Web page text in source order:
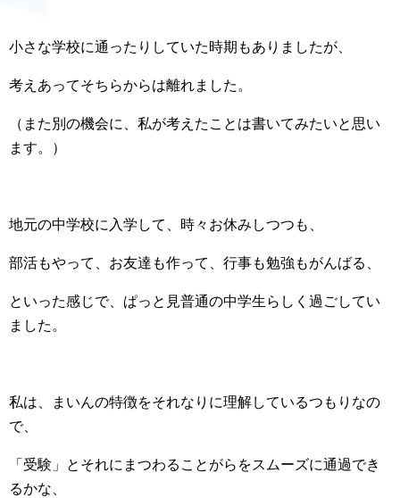
小さな学校に通ったりしていた時期もありましたが、
考えあってそちらからは離れました。
（また別の機会に、私が考えたことは書いてみたいと思い
ます。）
地元の中学校に入学して、時々お休みしつつも、
部活もやって、お友達も作って、行事も勉強もがんばる、
といった感じで、ぱっと見普通の中学生らしく過ごしてい
ました。
私は、まいんの特徴をそれなりに理解しているつもりなの
で、
「受験」とそれにまつわることがらをスムーズに通過でき
るかな、